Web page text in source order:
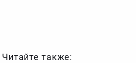
Читайте также: